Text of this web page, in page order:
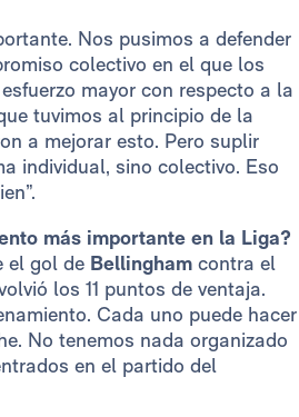
Nos pusimos a defender
colectivo en el que los
mayor con respecto a la
tuvimos al principio de la
a mejorar esto. Pero suplir
individual, sino colectivo. Eso
más importante en la Liga?
el gol de Bellingham contra el
los 11 puntos de ventaja.
Cada uno puede hacer
No tenemos nada organizado
en el partido del